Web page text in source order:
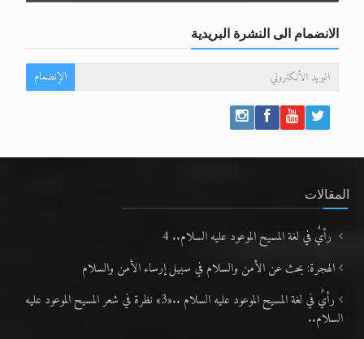
الانضمام الى النشرة البريدية
الإنضمام
المقالات
رأيٌ في لغة المسيح الموعود عليه السلام.. 4
الهجرة: بحث عن الأمن والسلام في سبيل إرساء الأمن والسلام
رأيٌ في لغة المسيح الموعود عليه السلام ..«3» نظرة في شعر المسيح الموعود عليه
السلام..